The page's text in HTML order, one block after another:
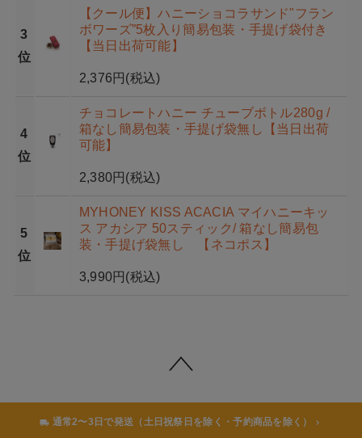
3
位
【クール便】ハニーショコラサンド"フラン
ボワーズ”5枚入り簡易包装・手提げ袋付き
【当日出荷可能】
2,376円 (税込)
4
位
チョコレートハニー チューブボトル280g /
箱なし簡易包装・手提げ袋無し【当日出荷
可能】
2,380円 (税込)
5
位
MYHONEY KISS ACACIA マイハニーキッ
ス アカシア 50スティック/ 箱なし簡易包
装・手提げ袋無し 【ネコポス】
3,990円 (税込)
通常2〜3日で発送（土日祝祭日を除く・予約商品を除く）